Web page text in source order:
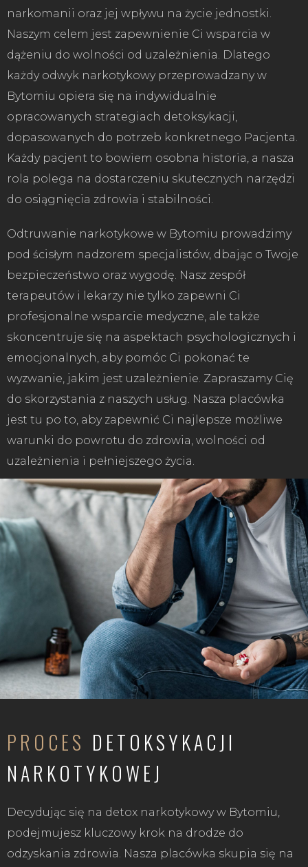
narkomanii oraz jej wpływu na życie jednostki.
Naszym celem jest zapewnienie Ci wsparcia w
dążeniu do wolności od uzależnienia. Dlatego
każdy odwyk narkotykowy przeprowadzany w
Bytomiu opiera się na indywidualnie
opracowanych strategiach detoksykacji,
dopasowanych do potrzeb konkretnego Pacjenta.
Każdy pacjent to bowiem osobna historia, a nasza
rola polega na dostarczeniu skutecznych narzędzi
do osiągnięcia zdrowia i stabilności.
Odtruwanie narkotykowe w Bytomiu prowadzimy
pod ścisłym nadzorem specjalistów, dbając o Twoje
bezpieczeństwo oraz wygodę. Nasz zespół
terapeutów i lekarzy nie tylko zapewni Ci
profesjonalne wsparcie medyczne, ale także
skoncentruje się na aspektach psychologicznych i
emocjonalnych, aby pomóc Ci pokonać te
wyzwanie, jakim jest uzależnienie. Zapraszamy Cię
do skorzystania z naszych usług. Nasza placówka
jest tu po to, aby zapewnić Ci najlepsze możliwe
warunki do powrotu do zdrowia, wolności od
uzależnienia i pełniejszego życia.
PROCES DETOKSYKACJI
NARKOTYKOWEJ
Decydując się na detox narkotykowy w Bytomiu,
podejmujesz kluczowy krok na drodze do
odzyskania zdrowia. Nasza placówka skupia się na